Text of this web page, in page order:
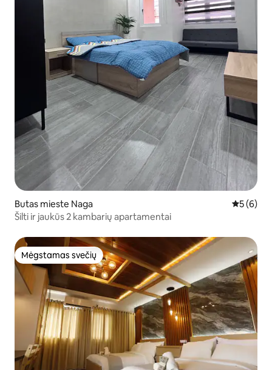
Butas mieste Naga Vidutinis
5 (6)
Šilti ir jaukūs 2 kambarių apartamentai
Mėgstamas svečių
Mėgstamas svečių